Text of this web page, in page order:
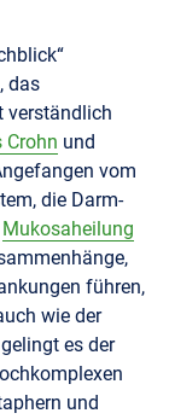
das
verständlich
Crohn und
vom
die Darm-
Mukosaheilung
führen,
wie der
es der
und